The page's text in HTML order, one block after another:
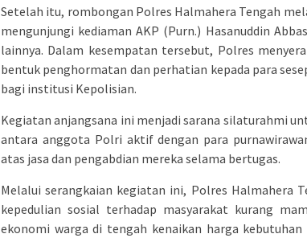
Setelah itu, rombongan Polres Halmahera Tengah
mengunjungi kediaman AKP (Purn.) Hasanuddin
lainnya. Dalam kesempatan tersebut, Polres
bentuk penghormatan dan perhatian kepada para
bagi institusi Kepolisian.
Kegiatan anjangsana ini menjadi sarana silaturahmi
antara anggota Polri aktif dengan para
atas jasa dan pengabdian mereka selama bertugas.
Melalui serangkaian kegiatan ini, Polres Halmahera
kepedulian sosial terhadap masyarakat kurang
ekonomi warga di tengah kenaikan harga